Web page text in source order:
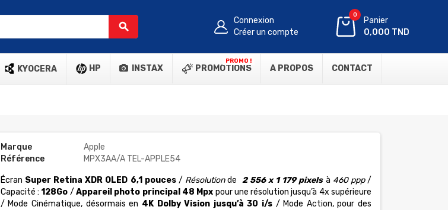
search
Connexion
Créer un compte
0
Panier
0,000 TND
KYOCERA HP INSTAX PROMOTIONS
PROMO !
A PROPOS CONTACT
Marque
Apple
Référence
MPX3AA/A TEL-APPLE54
Écran Super Retina XDR OLED 6,1 pouces / Résolutionde 2 556 x 1 179 pixelsà 460 ppp/
Capacité :128Go /Appareil photo principal 48 Mpx pour une résolution jusqu’à 4x supérieure
/ Mode Cinématique, désormais en 4K Dolby Vision jusqu’à 30 i/s/ Mode Action, pour des